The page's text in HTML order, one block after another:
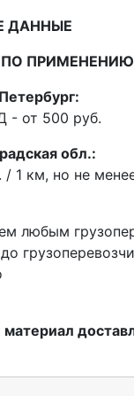
ДАННЫЕ
ПРИМЕНЕНИЮ
- от 500 руб.
обл.:
/ 1 км, но не
любым